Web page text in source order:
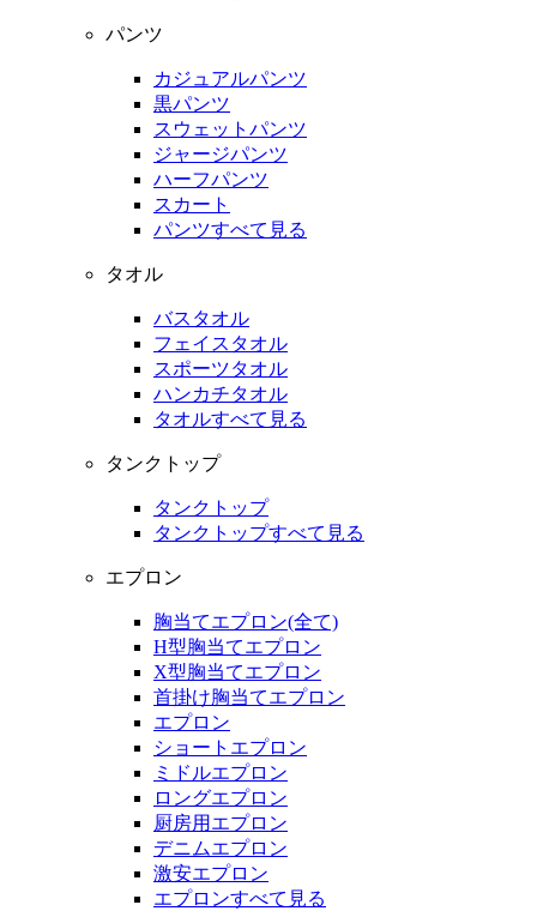
パンツ
カジュアルパンツ
黒パンツ
スウェットパンツ
ジャージパンツ
ハーフパンツ
スカート
パンツすべて見る
タオル
バスタオル
フェイスタオル
スポーツタオル
ハンカチタオル
タオルすべて見る
タンクトップ
タンクトップ
タンクトップすべて見る
エプロン
胸当てエプロン(全て)
H型胸当てエプロン
X型胸当てエプロン
首掛け胸当てエプロン
エプロン
ショートエプロン
ミドルエプロン
ロングエプロン
厨房用エプロン
デニムエプロン
激安エプロン
エプロンすべて見る